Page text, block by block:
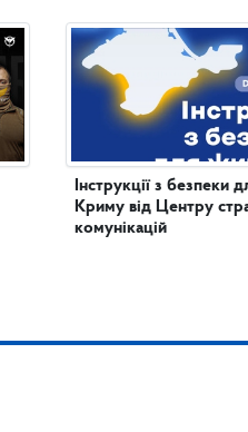
Інструкції з безпеки
Криму від Центру
комунікацій